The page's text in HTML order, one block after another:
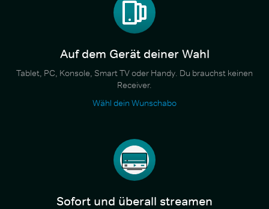
Auf dem Gerät deiner Wahl
Tablet, PC, Konsole, Smart TV oder Handy. Du brauchst keinen
Receiver.
Wähl dein Wunschabo
Sofort und überall streamen